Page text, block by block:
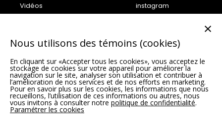
Vidéos
Condo
Unités vedettes Phase 6 –
SUMUM
instagram
Nous utilisons des témoins (cookies)
En cliquant sur «Accepter tous les cookies», vous acceptez le
stockage de cookies sur votre appareil pour améliorer la
navigation sur le site, analyser son utilisation et contribuer à
l’amélioration de nos services et de nos efforts en marketing.
Pour en savoir plus sur les cookies, les informations que nous
recueillons, l’utilisation de ces informations ou autres, nous
vous invitons à consulter notre politique de confidentialité.
Paramétrer les cookies
×